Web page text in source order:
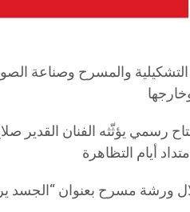
يوم الخميس 26 مارس بحفل
طابعا تكوينيا من خلال ورشة